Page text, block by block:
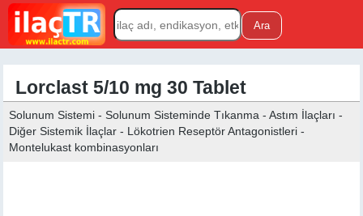
Lorclast 5/10 mg 30 Tablet
Solunum Sistemi - Solunum Sisteminde Tıkanma - Astım İlaçları -
Diğer Sistemik İlaçlar - Lökotrien Reseptör Antagonistleri -
Montelukast kombinasyonları